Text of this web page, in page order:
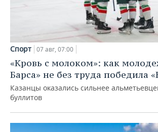
Спорт 07 авг, 07:00
«Кровь с молоком»: как
Барса» не без труда победила
Казанцы оказались сильнее
буллитов